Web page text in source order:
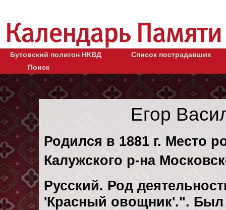
Бутовский полигон НКВД
Список пострадавших
Поиск
Егор
Родился в 1881 г. Место
Калужского р-на
Русский. Род
'Красный овощник'.". Был